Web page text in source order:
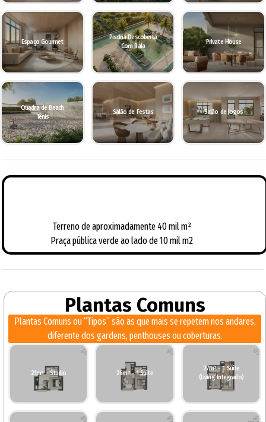
Espaço Gourmet
Piscina Descoberta
Com Raia
Private House
Quadra de Beach
Tênis
Salão de Festas Salão de Jogos
Terreno de aproximadamente 40 mil m²
Praça pública verde ao lado de 10 mil m2
Plantas Comuns
Plantas Comuns ou “Tipos” são as que mais se repetem nos andares,
diferente dos gardens, penthouses ou coberturas.
21m² - Studio 26m² - 1 Suíte
27m² - 1 Suíte
(Living Integrado)